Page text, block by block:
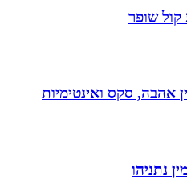
שופר
אהבה, סקס ואינטימיות
נתניהו